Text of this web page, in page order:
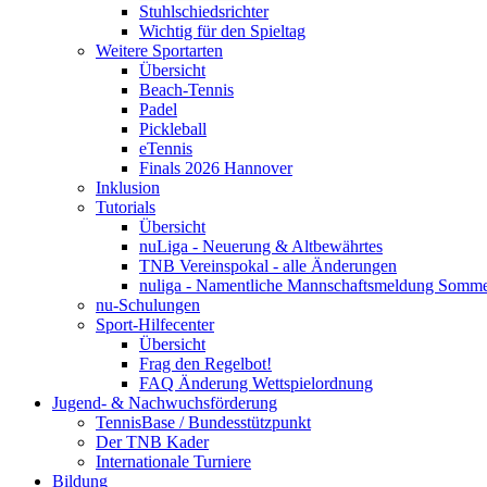
Stuhlschiedsrichter
Wichtig für den Spieltag
Weitere Sportarten
Übersicht
Beach-Tennis
Padel
Pickleball
eTennis
Finals 2026 Hannover
Inklusion
Tutorials
Übersicht
nuLiga - Neuerung & Altbewährtes
TNB Vereinspokal - alle Änderungen
nuliga - Namentliche Mannschaftsmeldung
nu-Schulungen
Sport-Hilfecenter
Übersicht
Frag den Regelbot!
FAQ Änderung Wettspielordnung
Jugend- & Nachwuchsförderung
TennisBase / Bundesstützpunkt
Der TNB Kader
Internationale Turniere
Bildung